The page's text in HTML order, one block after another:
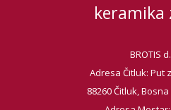
keramika
BROTIS
Adresa Čitluk: Put
88260 Čitluk,